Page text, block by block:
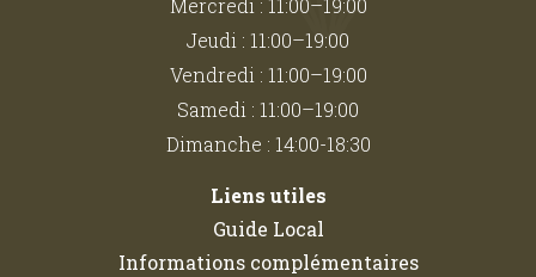
Mercredi : 11:00–19:00
Jeudi : 11:00–19:00
Vendredi : 11:00–19:00
Samedi : 11:00–19:00
Dimanche : 14:00-18:30
Liens utiles
Guide Local
Informations complémentaires